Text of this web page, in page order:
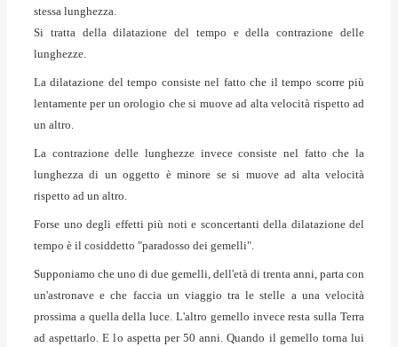
stessa lunghezza.
Si tratta della dilatazione del tempo e della contrazione delle
lunghezze.
La dilatazione del tempo consiste nel fatto che il tempo scorre più
lentamente per un orologio che si muove ad alta velocità rispetto ad
un altro.
La contrazione delle lunghezze invece consiste nel fatto che la
lunghezza di un oggetto è minore se si muove ad alta velocità
rispetto ad un altro.
Forse uno degli effetti più noti e sconcertanti della dilatazione del
tempo è il cosiddetto "paradosso dei gemelli".
Supponiamo che uno di due gemelli, dell'età di trenta anni, parta con
un'astronave e che faccia un viaggio tra le stelle a una velocità
prossima a quella della luce. L'altro gemello invece resta sulla Terra
ad aspettarlo. E lo aspetta per 50 anni. Quando il gemello torna lui